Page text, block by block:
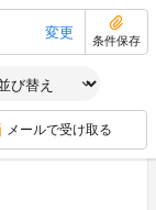
変更
条件保存
メールで受け取る